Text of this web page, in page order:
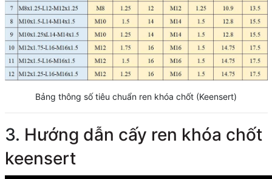
Bảng thông số tiêu chuẩn ren khóa chốt (Keensert)
3. Hướng dẫn cấy ren khóa chốt
keensert